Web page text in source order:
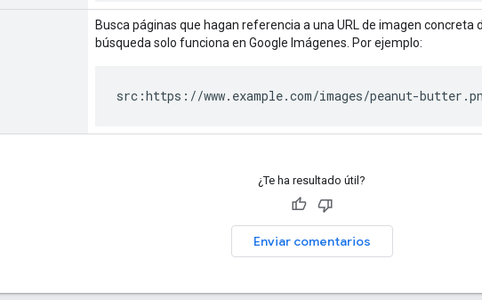
Busca páginas que hagan referencia a una URL de imagen concreta
búsqueda solo funciona en Google Imágenes. Por ejemplo:
src:https://www.example.com/images/peanut-
¿Te ha resultado útil?
Enviar comentarios